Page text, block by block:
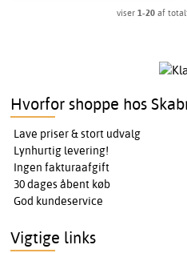
viser 1-20af
Hvorfor shoppe hos
Lave priser & stort udvalg
Lynhurtig levering!
Ingen fakturaafgift
30 dages åbent køb
God kundeservice
Vigtige links